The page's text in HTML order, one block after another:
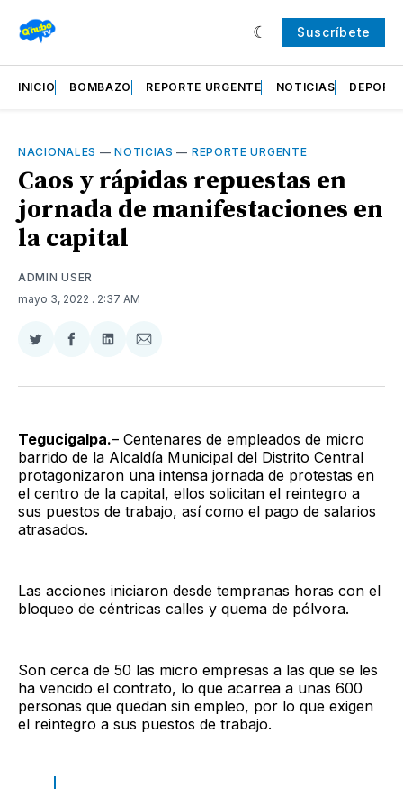
Suscríbete
INICIO BOMBAZO REPORTE URGENTE NOTICIAS
NACIONALES —NOTICIAS — REPORTE URGENTE
Caos y rápidas repuestas en
jornada de manifestaciones en
la capital
ADMIN USER
mayo 3, 2022 . 2:37 AM
Compartir
Twitter
Compartir
Facebook
Compartir
LinkedIn
Compartir
Email
Tegucigalpa.– Centenares de empleados de micro
barrido de la Alcaldía Municipal del Distrito Central
protagonizaron una intensa jornada de protestas en
el centro de la capital, ellos solicitan el reintegro a
sus puestos de trabajo, así como el pago de salarios
atrasados.
Las acciones iniciaron desde tempranas horas con el
bloqueo de céntricas calles y quema de pólvora.
Son cerca de 50 las micro empresas a las que se les
ha vencido el contrato, lo que acarrea a unas 600
personas que quedan sin empleo, por lo que exigen
el reintegro a sus puestos de trabajo.